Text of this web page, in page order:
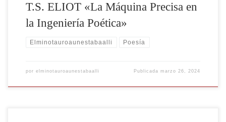
T.S. ELIOT «La Máquina Precisa en
la Ingeniería Poética»
Elminotauroaunestabaalli Poesía
por elminotauroaunestabaalli Publicadamarzo 26, 2024